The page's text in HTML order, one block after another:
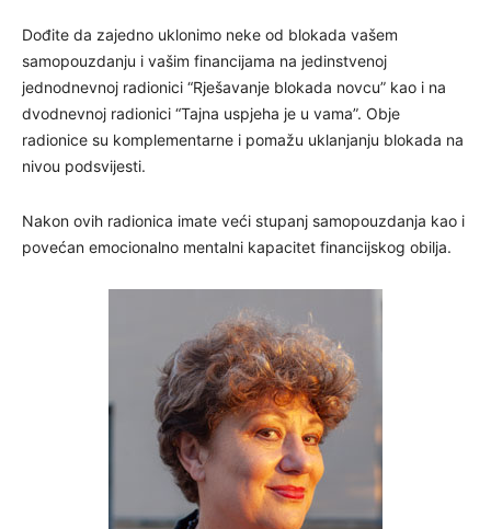
Dođite da zajedno uklonimo neke od blokada vašem
samopouzdanju i vašim financijama na jedinstvenoj
jednodnevnoj radionici “Rješavanje blokada novcu” kao i na
dvodnevnoj radionici “Tajna uspjeha je u vama”. Obje
radionice su komplementarne i pomažu uklanjanju blokada na
nivou podsvijesti.
Nakon ovih radionica imate veći stupanj samopouzdanja kao i
povećan emocionalno mentalni kapacitet financijskog obilja.